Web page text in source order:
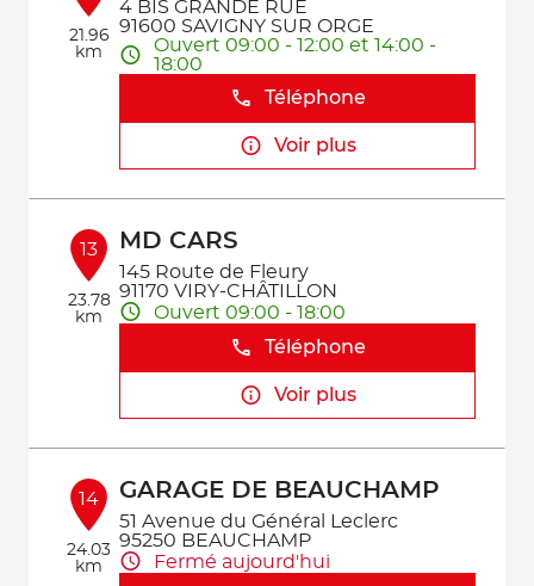
21.96
km
4 BIS GRANDE RUE
91600 SAVIGNY SUR ORGE
Ouvert 09:00 - 12:00 et 14:00 -
18:00
Téléphone
Voir plus
13
23.78
km
MD CARS
145 Route de Fleury
91170 VIRY-CHÂTILLON
Ouvert 09:00 - 18:00
Téléphone
Voir plus
14
24.03
km
GARAGE DE BEAUCHAMP
51 Avenue du Général Leclerc
95250 BEAUCHAMP
Fermé aujourd'hui